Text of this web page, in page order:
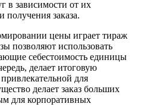
в зависимости от их
получения заказа.
цены играет тираж
позволяют использовать
себестоимость единицы
делает итоговую
для
делает заказ больших
для корпоративных